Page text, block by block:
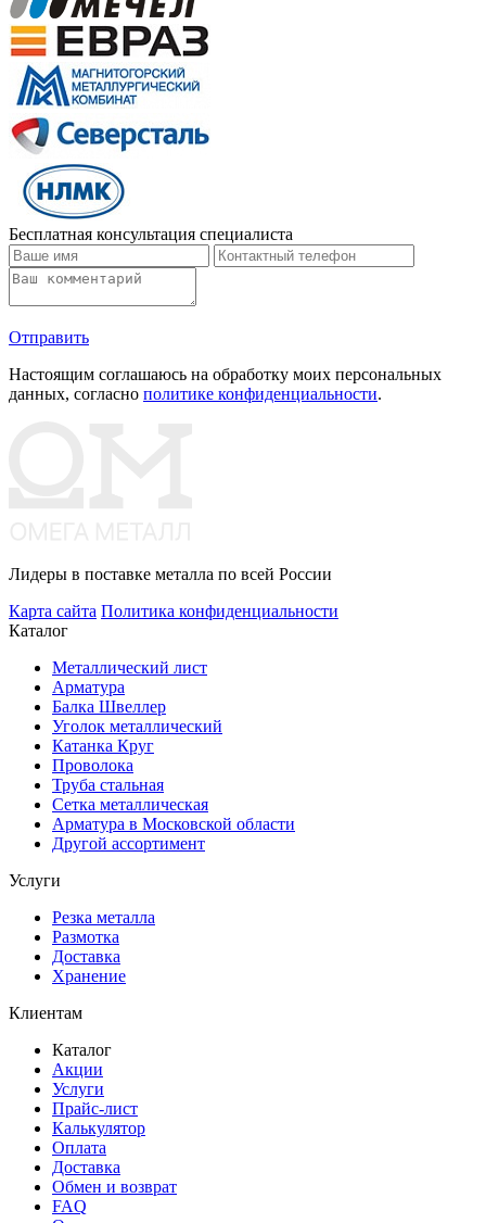
Бесплатная консультация специалиста
Отправить
Настоящим соглашаюсь на обработку моих персональных
данных, согласно политике конфиденциальности.
Лидеры в поставке металла по всей России
Карта сайта Политика конфиденциальности
Каталог
Металлический лист
Арматура
Балка Швеллер
Уголок металлический
Катанка Круг
Проволока
Труба стальная
Сетка металлическая
Арматура в Московской области
Другой ассортимент
Услуги
Резка металла
Размотка
Доставка
Хранение
Клиентам
Каталог
Акции
Услуги
Прайс-лист
Калькулятор
Оплата
Доставка
Обмен и возврат
FAQ